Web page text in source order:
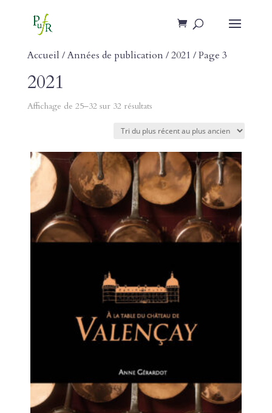
Accueil / Années de publication /2021 / Page 3
2021
Affichage de 25–32 sur 32 résultats